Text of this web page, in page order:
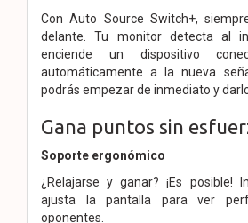
Con Auto Source Switch+,
delante. Tu monitor detecta al
enciende un dispositivo
automáticamente a la nueva
podrás empezar de inmediato y
Gana puntos sin
Soporte ergonómico
¿Relajarse y ganar? ¡Es posible!
ajusta la pantalla para ver
oponentes.